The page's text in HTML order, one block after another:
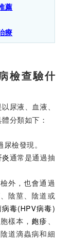
薦
療
檢查驗什
尿液、血液、
分類如下：
檢發現。
通常是通過抽
外，也會通過
陰莖、陰道或
病毒(HPV病毒)
樣本， 皰疹
道滴蟲病和細